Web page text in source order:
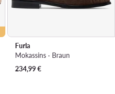
Furla
Mokassins · Braun
234,99€